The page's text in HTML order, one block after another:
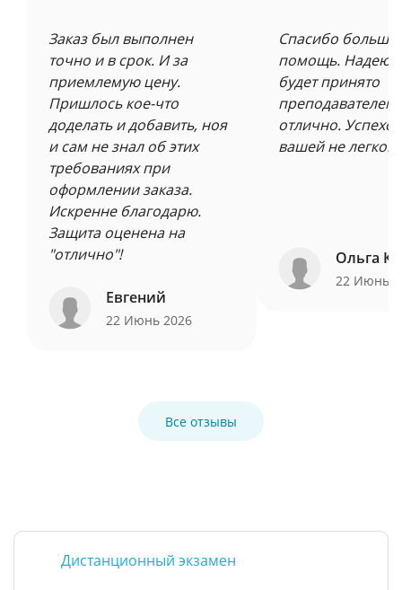
Заказ был выполнен
точно и в срок. И за
приемлемую цену.
Пришлось кое-что
доделать и добавить, ноя
и сам не знал об этих
требованиях при
оформлении заказа.
Искренне благодарю.
Защита оценена на
"отлично"!
Евгений
22 Июнь 2026
Спасибо
помощь.
будет принято
преподавателем
отлично.
вашей не легкой
Ольга
22 Июнь
Все отзывы
Дистанционный экзамен